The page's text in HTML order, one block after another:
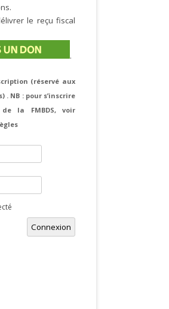
le reçu fiscal
.
(réservé aux
NB : pour s’inscrire
la FMBDS, voir
Connexion